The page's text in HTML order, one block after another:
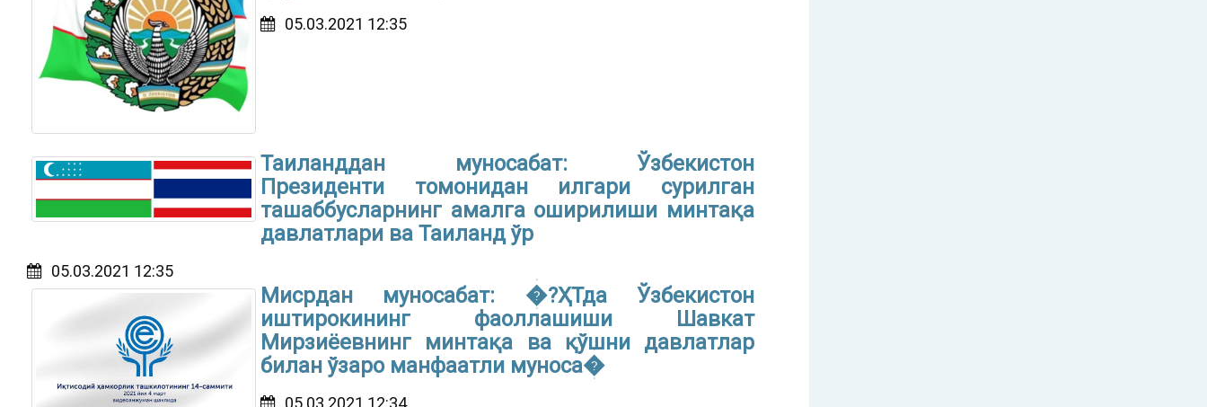
05.03.2021 12:35
Таиланддан муносабат: Ўзбекистон
Президенти томонидан илгари сурилган
ташаббусларнинг амалга оширилиши минтақа
давлатлари ва Таиланд ўр
05.03.2021 12:35
Мисрдан муносабат: �?ҲТда Ўзбекистон
иштирокининг фаоллашиши Шавкат
Мирзиёевнинг минтақа ва қўшни давлатлар
билан ўзаро манфаатли муноса�
05.03.2021 12:34